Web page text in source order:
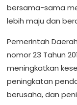
bersama-sama
lebih maju dan
Pemerintah
nomor 23 Tahun
meningkatkan
peningkatan
berusaha, dan